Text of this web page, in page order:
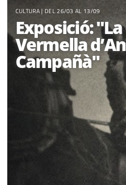
CULTURA | DEL 26/03 AL 13/09
Exposició:
Vermella
Campañà"